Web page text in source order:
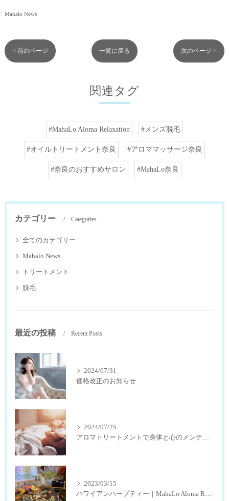
Mahalo News
< 前のページ 一覧に戻る 次のページ >
関連タグ
#MahaLo Aloma Relaxation #メンズ脱毛
#オイルトリートメント奈良 #アロママッサージ奈良
#奈良のおすすめサロン #MahaLo奈良
カテゴリー Categories
全てのカテゴリー
Mahalo News
トリートメント
脱毛
最近の投稿 Recent Posts
2024/07/31
価格改正のお知らせ
2024/07/25
アロマトリートメントで身体と心のメンテナンス
2023/03/15
ハワイアンハーブティー｜MahaLo Aloma Relaxation奈良